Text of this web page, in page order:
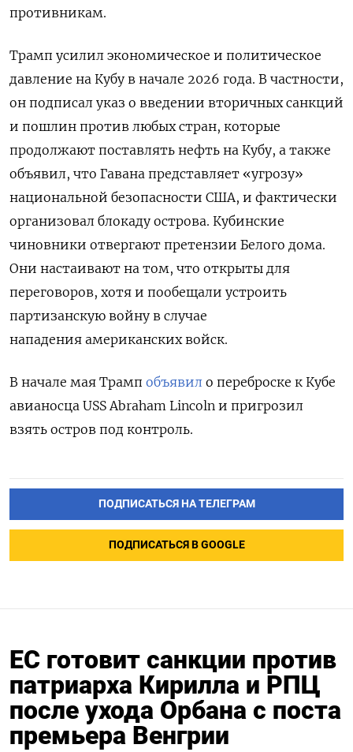
противникам.
Трамп усилил экономическое и политическое
давление на Кубу в начале 2026 года. В частности,
он подписал указ о введении вторичных санкций
и пошлин против любых стран, которые
продолжают поставлять нефть на Кубу, а также
объявил, что Гавана представляет «угрозу»
национальной безопасности США, и фактически
организовал блокаду острова. Кубинские
чиновники отвергают претензии Белого дома.
Они настаивают на том, что открыты для
переговоров, хотя и пообещали устроить
партизанскую войну в случае
нападения американских войск.
В начале мая Трамп объявил о переброске к Кубе
авианосца USS Abraham Lincoln и пригрозил
взять остров под контроль.
ПОДПИСАТЬСЯ НА ТЕЛЕГРАМ
ПОДПИСАТЬСЯ В GOOGLE
ЕС готовит санкции против
патриарха Кирилла и РПЦ
после ухода Орбана с поста
премьера Венгрии